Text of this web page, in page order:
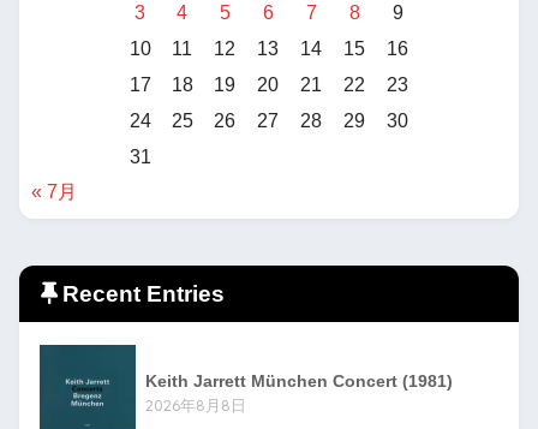
3
4 5 6 7 8
9
10
11 12 13 14 15
16
17
18 19 20 21 22
23
24
25 26 27 28 29
30
31
« 7月
Recent Entries
Keith Jarrett München Concert (1981)
2026年8月8日